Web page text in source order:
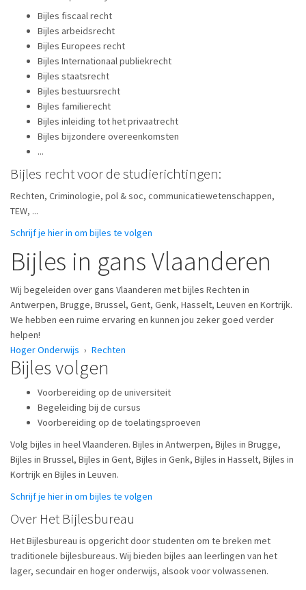
Bijles fiscaal recht
Bijles arbeidsrecht
Bijles Europees recht
Bijles Internationaal publiekrecht
Bijles staatsrecht
Bijles bestuursrecht
Bijles familierecht
Bijles inleiding tot het privaatrecht
Bijles bijzondere overeenkomsten
...
Bijles recht voor de studierichtingen:
Rechten, Criminologie, pol & soc, communicatiewetenschappen,
TEW, ...
Schrijf je hier in om bijles te volgen
Bijles in gans Vlaanderen
Wij begeleiden over gans Vlaanderen met bijles Rechten in
Antwerpen, Brugge, Brussel, Gent, Genk, Hasselt, Leuven en Kortrijk.
We hebben een ruime ervaring en kunnen jou zeker goed verder
helpen!
Hoger Onderwijs › Rechten
Bijles volgen
Voorbereiding op de universiteit
Begeleiding bij de cursus
Voorbereiding op de toelatingsproeven
Volg bijles in heel Vlaanderen. Bijles in Antwerpen, Bijles in Brugge,
Bijles in Brussel, Bijles in Gent, Bijles in Genk, Bijles in Hasselt, Bijles in
Kortrijk en Bijles in Leuven.
Schrijf je hier in om bijles te volgen
Over Het Bijlesbureau
Het Bijlesbureau is opgericht door studenten om te breken met
traditionele bijlesbureaus. Wij bieden bijles aan leerlingen van het
lager, secundair en hoger onderwijs, alsook voor volwassenen.